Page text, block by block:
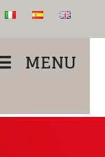
MENU